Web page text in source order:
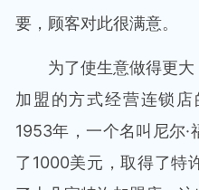
要，顾客对此很满意。
为了使生意做得更
加盟的方式经营连锁店
1953年，一个名叫尼尔
了1000美元，取得了特